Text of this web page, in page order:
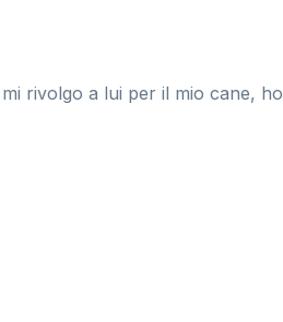
rivolgo a lui per il mio cane, ho